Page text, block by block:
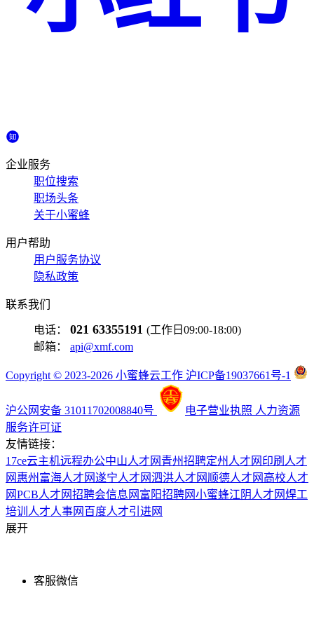
企业服务
职位搜索
职场头条
关于小蜜蜂
用户帮助
用户服务协议
隐私政策
联系我们
电话： 021 63355191 (工作日09:00-18:00)
邮箱： api@xmf.com
Copyright © 2023-2026 小蜜蜂云工作 沪ICP备19037661号-1
沪公网安备 31011702008840号 电子营业执照 人力资源
服务许可证
友情链接：
17ce云主机远程办公中山人才网 青州招聘定州人才网 印刷人才
网 惠州富海人才网遂宁人才网泗洪人才网 顺德人才网 高校人才
网PCB人才网招聘会信息网 富阳招聘网小蜜蜂江阴人才网焊工
培训 人才人事网 百度人才引进网
展开
客服微信